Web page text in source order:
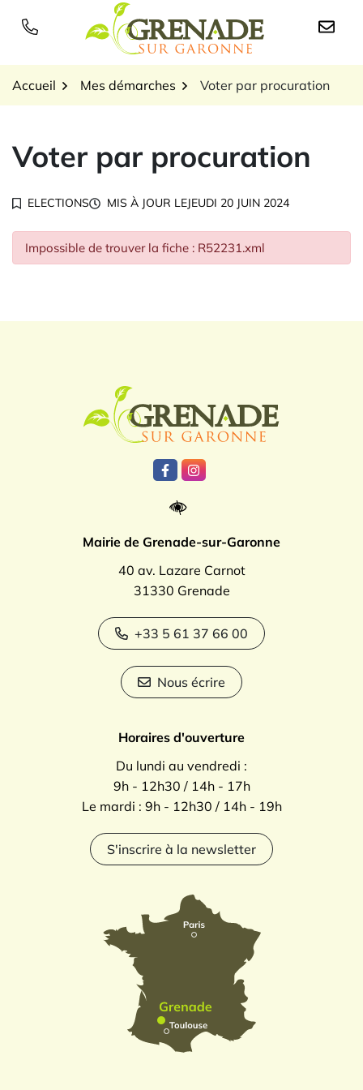
Logo Grenade sur
Accueil Mes démarches Voter par procuration
Voter par procuration
ELECTIONS MIS À JOUR LEJEUDI 20 JUIN 2024
Impossible de trouver la fiche : R52231.xml
Lien vers le compte Facebook
Lien vers le compte
Mairie de Grenade-sur-Garonne
40 av. Lazare Carnot
31330 Grenade
+33 5 61 37 66 00
Nous écrire
Horaires d'ouverture
Du lundi au vendredi :
9h - 12h30 / 14h - 17h
Le mardi : 9h - 12h30 / 14h - 19h
S'inscrire à la newsletter